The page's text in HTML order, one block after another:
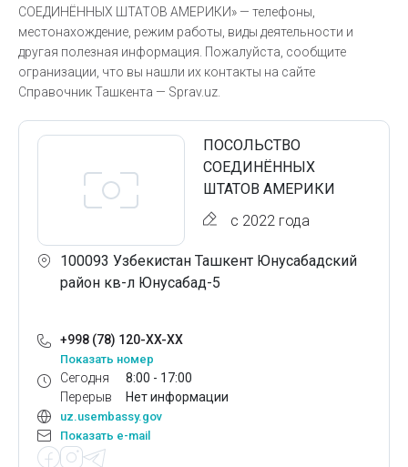
СОЕДИНЁННЫХ ШТАТОВ АМЕРИКИ» — телефоны,
местонахождение, режим работы, виды деятельности и
другая полезная информация. Пожалуйста, сообщите
огранизации, что вы нашли их контакты на сайте
Справочник Ташкента — Sprav.uz.
ПОСОЛЬСТВО
СОЕДИНЁННЫХ
ШТАТОВ АМЕРИКИ
с 2022 года
100093 Узбекистан Ташкент Юнусабадский
район кв-л Юнусабад-5
+998 (78) 120-XX-XX
Показать номер
Сегодня
Перерыв
8:00 - 17:00
Нет информации
uz.usembassy.gov
Показать e-mail